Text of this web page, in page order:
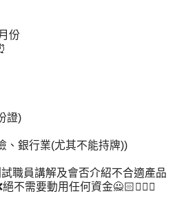
份
證)
、銀行業(尤其不能持牌))
職員講解及會否介紹不合適產品
不需要動用任何資金🙅🏻🙅🏻‍♂